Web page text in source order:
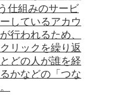
仕組みのサービ
しているアカウ
行われるため、
リックを繰り返
どの人が誰を経
かなどの「つな